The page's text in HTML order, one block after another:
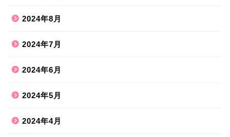
2024年8月
2024年7月
2024年6月
2024年5月
2024年4月